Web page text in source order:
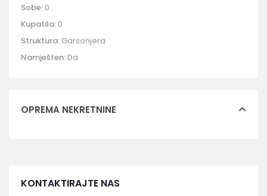
Sobe: 0
Kupatila: 0
Struktura: Garsonjera
Namješten: Da
OPREMA NEKRETNINE
KONTAKTIRAJTE NAS